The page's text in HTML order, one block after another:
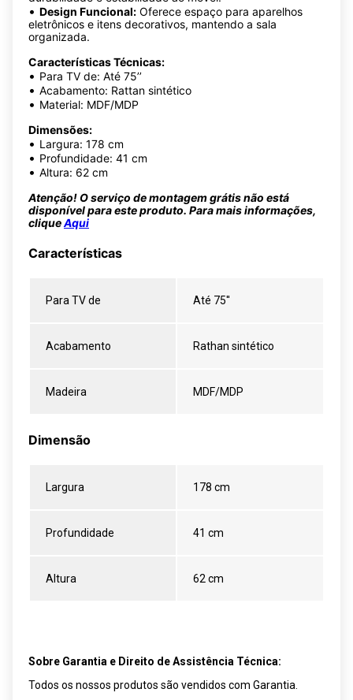
• Design Funcional: Oferece espaço para aparelhos
eletrônicos e itens decorativos, mantendo a sala
organizada.
Características Técnicas:
• Para TV de: Até 75’’
• Acabamento: Rattan sintético
• Material: MDF/MDP
Dimensões:
• Largura: 178 cm
• Profundidade: 41 cm
• Altura: 62 cm
Atenção! O serviço de montagem grátis não está
disponível para este produto. Para mais informações,
cliqueAqui
Características
Para TV de Até 75''
Acabamento Rathan sintético
Madeira MDF/MDP
Dimensão
Largura 178 cm
Profundidade 41 cm
Altura 62 cm
Sobre Garantia e Direito de Assistência Técnica:
Todos os nossos produtos são vendidos com Garantia.